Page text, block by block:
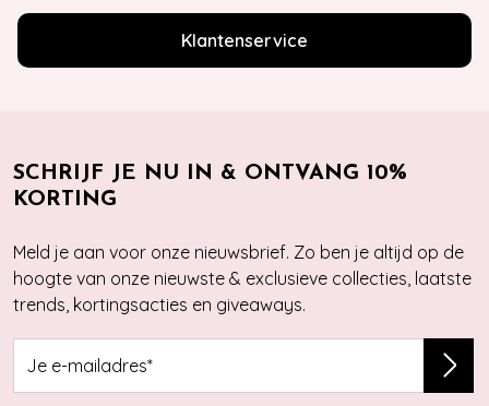
Klantenservice
SCHRIJF JE NU IN & ONTVANG 10%
KORTING
Meld je aan voor onze nieuwsbrief. Zo ben je altijd op de
hoogte van onze nieuwste & exclusieve collecties, laatste
trends, kortingsacties en giveaways.